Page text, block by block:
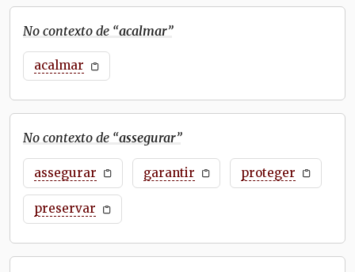
No contexto de “acalmar”
acalmar
No contexto de “assegurar”
assegurar garantir proteger
preservar